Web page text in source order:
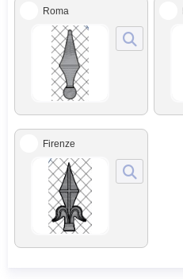
Roma
Firenze